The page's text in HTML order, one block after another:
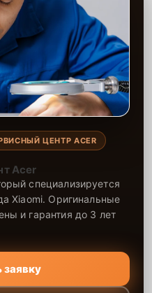
ЦЕНТР ACER
Acer
специализируется
Xiaomi. Оригинальные
и гарантия до 3 лет
заявку